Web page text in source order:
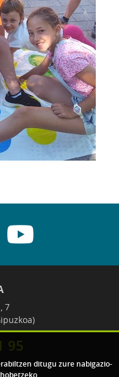
7
95
ditugu zure nabigazio-